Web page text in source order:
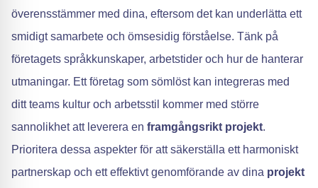
överensstämmer med dina, eftersom det kan underlätta ett
smidigt samarbete och ömsesidig förståelse. Tänk på
företagets språkkunskaper, arbetstider och hur de hanterar
utmaningar. Ett företag som sömlöst kan integreras med
ditt teams kultur och arbetsstil kommer med större
sannolikhet att leverera en framgångsrikt projekt.
Prioritera dessa aspekter för att säkerställa ett harmoniskt
partnerskap och ett effektivt genomförande av dina projekt